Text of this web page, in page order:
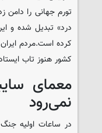
تورم جهانی را دامن
درد» تبدیل شده و
کرده است.مردم ایران
کشور هنوز تاب
معمای
نمی‌رود
در ساعات اولیه